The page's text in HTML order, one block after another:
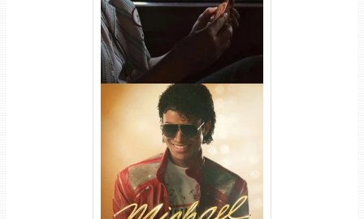
Michael Torrent (2026) WEB-
DL 1080p/4K Dual Áudio